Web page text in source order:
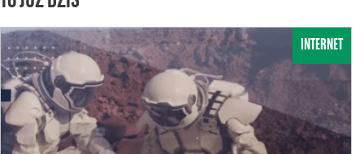
INTERNET